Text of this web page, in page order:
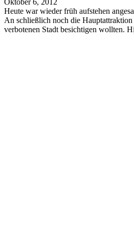
Heute war wieder früh aufstehen
An schließlich noch die
verbotenen Stadt besichtigen wollten.